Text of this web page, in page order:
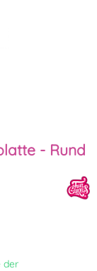
- Rund
der